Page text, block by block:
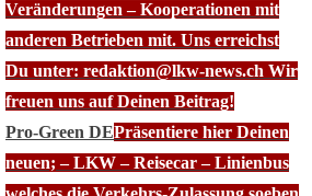
Veränderungen – Kooperationen mit
anderen Betrieben mit. Uns erreichst
Du unter: redaktion@lkw-news.ch Wir
freuen uns auf Deinen Beitrag!
Pro-Green DEPräsentiere hier Deinen
neuen; – LKW – Reisecar – Linienbus